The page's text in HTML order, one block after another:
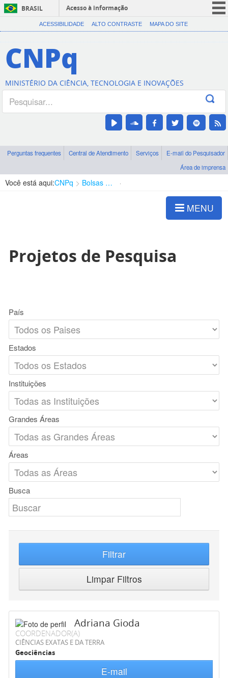
BRASIL
Acesso à informação
CORONAVÍRUS (COVID-19)
Canais
ACESSIBILIDADE ALTO CONTRASTE MAPA DO SITE
CNPq
MINISTÉRIO DA CIÊNCIA, TECNOLOGIA E INOVAÇÕES
Perguntas frequentes Central de Atendimento Serviços
E-mail do Pesquisador
Área de imprensa
Você está aqui:CNPq Bolsas e Auxílios Vigentes
MENU
Projetos de Pesquisa
País
Estados
Instituições
Grandes Áreas
Áreas
Busca
Filtrar
Limpar Filtros
Adriana Gioda
COORDENADOR(A)
CIÊNCIAS EXATAS E DA TERRA
Geociências
E-mail